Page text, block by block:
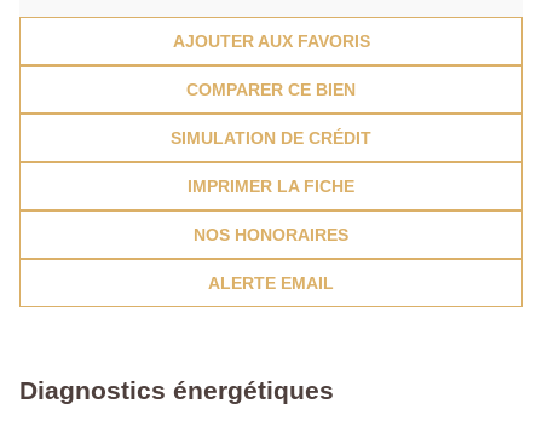
AJOUTER AUX FAVORIS
COMPARER CE BIEN
SIMULATION DE CRÉDIT
IMPRIMER LA FICHE
NOS HONORAIRES
ALERTE EMAIL
Diagnostics énergétiques